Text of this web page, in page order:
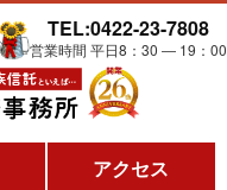
TEL:0422-23-7808
営業時間 平日8：30 ― 19：00
アクセス